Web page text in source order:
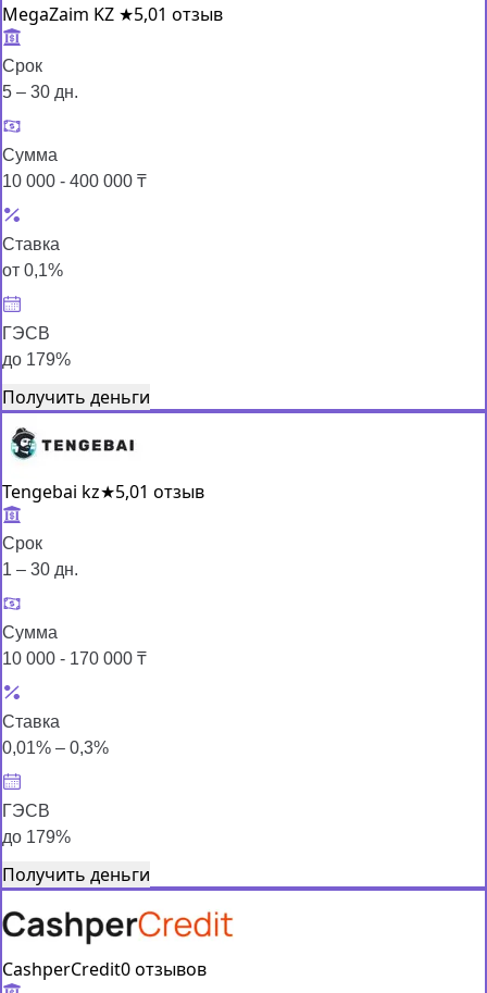
MegaZaim KZ ★5,01 отзыв
Срок
5 – 30 дн.
Сумма
10 000 - 400 000 ₸
Ставка
от 0,1%
ГЭСВ
до 179%
Получить деньги
Tengebai kz★5,01 отзыв
Срок
1 – 30 дн.
Сумма
10 000 - 170 000 ₸
Ставка
0,01% – 0,3%
ГЭСВ
до 179%
Получить деньги
CashperCredit0 отзывов